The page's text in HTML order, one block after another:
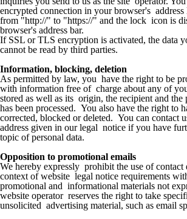
encrypted connection in your browser's
from "http://" to "https://" and the lock icon is
browser's address bar.
If SSL or TLS encryption is activated, the data
cannot be read by third parties.
Information, blocking, deletion
As permitted by law, you have the right to be
with information free of charge about any of
stored as well as its origin, the recipient and
has been processed. You also have the right to
corrected, blocked or deleted. You can contact
address given in our legal notice if you have
topic of personal data.
Opposition to promotional emails
We hereby expressly prohibit the use of contact
context of website legal notice requirements
promotional and informational materials not
website operator reserves the right to take
unsolicited advertising material, such as email